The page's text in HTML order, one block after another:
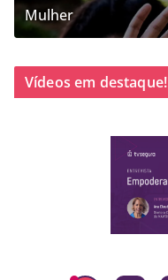
Mulher
Vídeos em destaque!